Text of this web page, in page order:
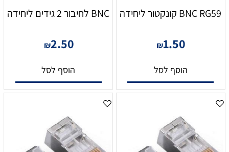
BNC RG59 קונקטור ליחידה
₪1.50
הוסף לסל
BNC לחיבור 2 גידים ליחידה
₪2.50
הוסף לסל